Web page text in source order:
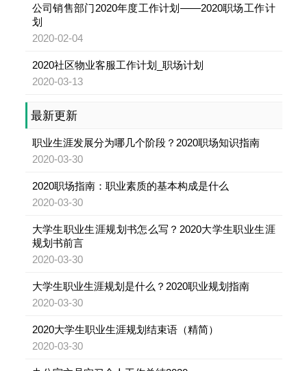
公司销售部门2020年度工作计划——2020职场工作计
划
2020-02-04
2020社区物业客服工作计划_职场计划
2020-03-13
最新更新
职业生涯发展分为哪几个阶段？2020职场知识指南
2020-03-30
2020职场指南：职业素质的基本构成是什么
2020-03-30
大学生职业生涯规划书怎么写？2020大学生职业生涯
规划书前言
2020-03-30
大学生职业生涯规划是什么？2020职业规划指南
2020-03-30
2020大学生职业生涯规划结束语（精简）
2020-03-30